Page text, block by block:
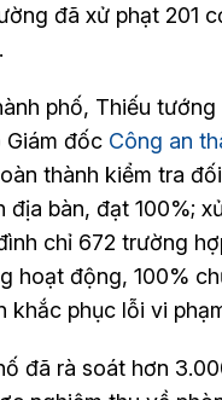
đã xử phạt 201
phố, Thiếu tướng
Giám đốc Công an
thành kiểm tra
địa bàn, đạt 100%;
chỉ 672 trường
hoạt động, 100%
khắc phục lỗi vi
đã rà soát hơn